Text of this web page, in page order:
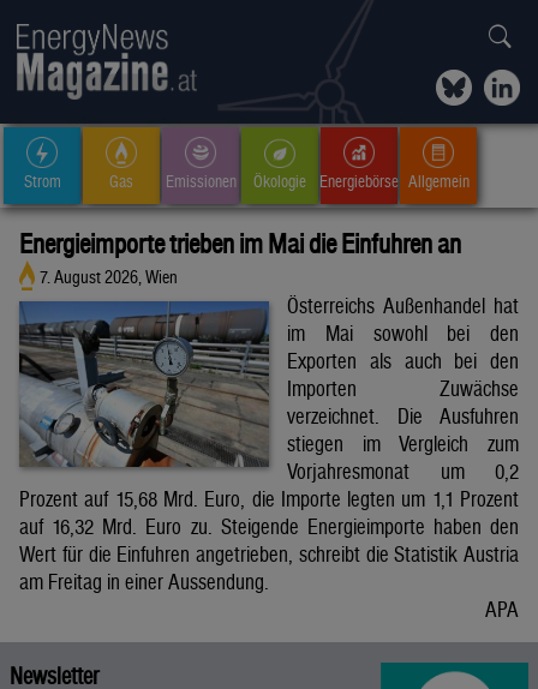
Strom Gas Emissionen Ökologie Energiebörse Allgemein
Energieimporte trieben im Mai die Einfuhren an
7. August 2026, Wien
Österreichs Außenhandel hat
im Mai sowohl bei den
Exporten als auch bei den
Importen Zuwächse
verzeichnet. Die Ausfuhren
stiegen im Vergleich zum
Vorjahresmonat um 0,2
Prozent auf 15,68 Mrd. Euro, die Importe legten um 1,1 Prozent
auf 16,32 Mrd. Euro zu. Steigende Energieimporte haben den
Wert für die Einfuhren angetrieben, schreibt die Statistik Austria
am Freitag in einer Aussendung.
APA
Newsletter